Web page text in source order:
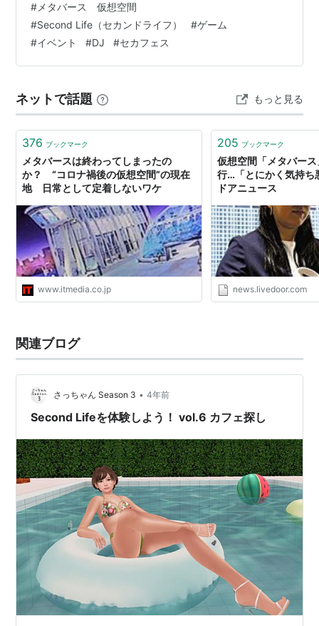
せ①まず明日土曜日！銀ちゃんDJがあります★Club
Four Stories + Vol.29 8/20（土）22:30～23:30昨日もか
っこよかったです♥お越しいただいた皆様、ありがとう
ございました(≧∇≦) お知らせ②来週の土曜日の夕方！銀
# メタバース 仮想空間
#Second Life（セカンドライフ） #ゲーム
#イベント #DJ #セカフェス
ネットで話題 もっと見る
376 ブックマーク
メタバースは終わってしまったの
か？ “コロナ禍後の仮想空間”の現在
地 日常として定着しないワケ
www.itmedia.co.jp
205 ブックマーク
仮想空間「メタバー
行…「とにかく気持ち
ドアニュース
news.livedoor.com
関連ブログ
さっちゃん Season 3 • 4年前
Second Lifeを体験しよう！ vol.6 カフェ探し